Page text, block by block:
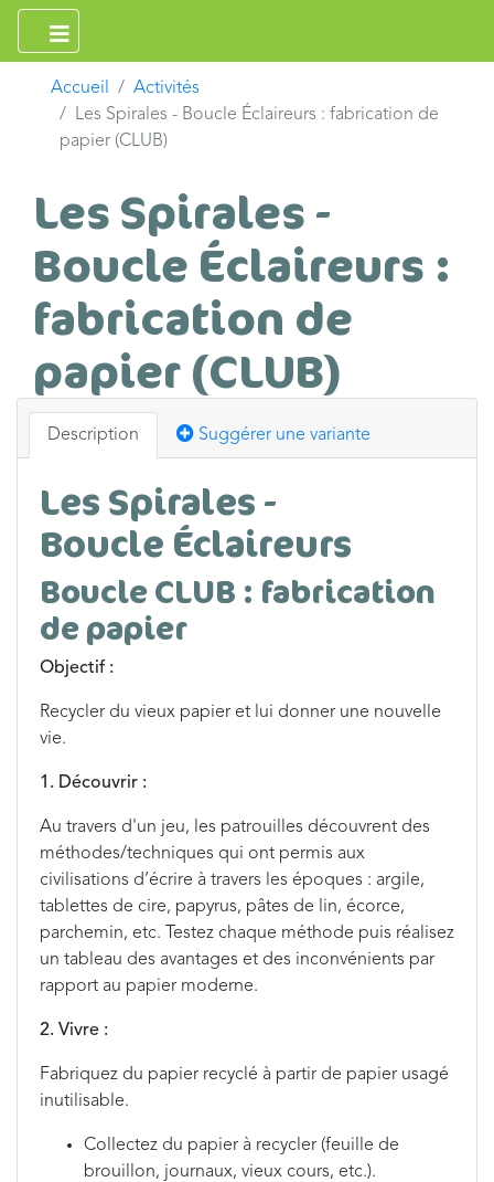
Accueil
Activités
Les Spirales - Boucle Éclaireurs : fabrication de
papier (CLUB)
Les Spirales -
Boucle Éclaireurs :
fabrication de
papier (CLUB)
Description Suggérer une variante
Les Spirales -
Boucle Éclaireurs
Boucle CLUB : fabrication
de papier
Objectif :
Recycler du vieux papier et lui donner une nouvelle
vie.
1. Découvrir :
Au travers d'un jeu, les patrouilles découvrent des
méthodes/techniques qui ont permis aux
civilisations d’écrire à travers les époques : argile,
tablettes de cire, papyrus, pâtes de lin, écorce,
parchemin, etc. Testez chaque méthode puis réalisez
un tableau des avantages et des inconvénients par
rapport au papier moderne.
2. Vivre :
Fabriquez du papier recyclé à partir de papier usagé
inutilisable.
Collectez du papier à recycler (feuille de
brouillon, journaux, vieux cours, etc.).